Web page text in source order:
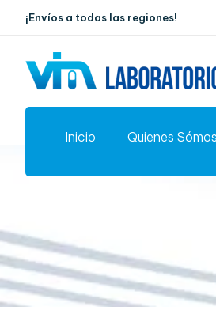
¡Envíos a todas las regiones!
Inicio Quienes Sómos